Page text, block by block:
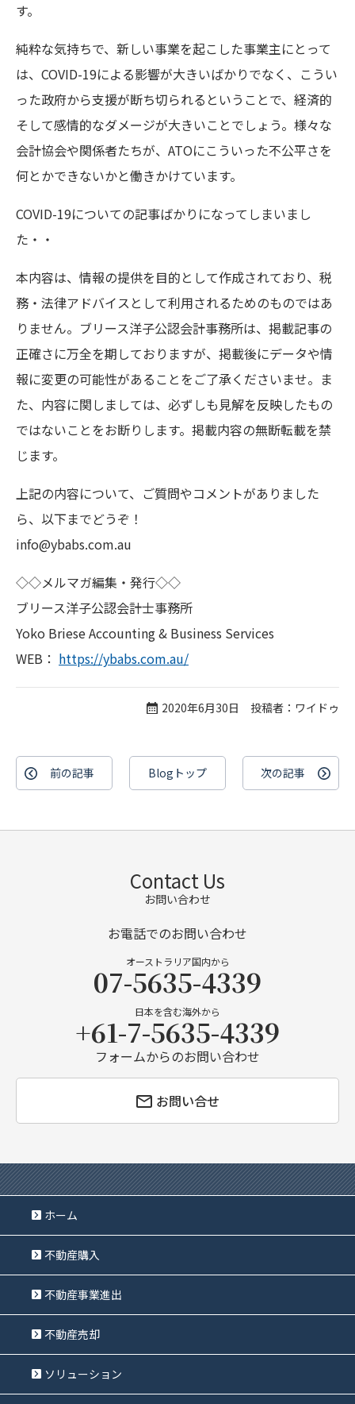
す。
純粋な気持ちで、新しい事業を起こした事業主にとって
は、COVID-19による影響が大きいばかりでなく、こうい
った政府から支援が断ち切られるということで、経済的
そして感情的なダメージが大きいことでしょう。様々な
会計協会や関係者たちが、ATOにこういった不公平さを
何とかできないかと働きかけています。
COVID-19についての記事ばかりになってしまいまし
た・・
本内容は、情報の提供を目的として作成されており、税
務・法律アドバイスとして利用されるためのものではあ
りません。ブリース洋子公認会計事務所は、掲載記事の
正確さに万全を期しておりますが、掲載後にデータや情
報に変更の可能性があることをご了承くださいませ。ま
た、内容に関しましては、必ずしも見解を反映したもの
ではないことをお断りします。掲載内容の無断転載を禁
じます。
上記の内容について、ご質問やコメントがありました
ら、以下までどうぞ！
info@ybabs.com.au
◇◇メルマガ編集・発行◇◇
ブリース洋子公認会計士事務所
Yoko Briese Accounting & Business Services
WEB： https://ybabs.com.au/
2020年6月30日 投稿者：ワイドゥ
前の記事 Blogトップ 次の記事
Contact Us
お問い合わせ
お電話でのお問い合わせ
オーストラリア国内から
07-5635-4339
日本を含む海外から
+61-7-5635-4339
フォームからのお問い合わせ
お問い合せ
ホーム
不動産購入
不動産事業進出
不動産売却
ソリューション